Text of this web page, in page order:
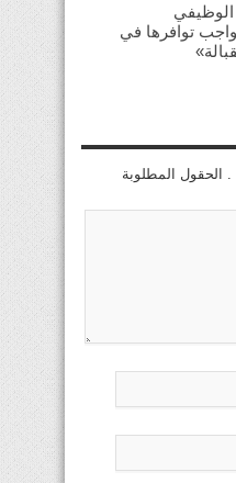
توافرها في
. الحقول المطلوبة